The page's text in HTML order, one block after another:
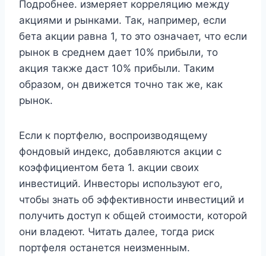
Подробнее. измеряет корреляцию между
акциями и рынками. Так, например, если
бета акции равна 1, то это означает, что если
рынок в среднем дает 10% прибыли, то
акция также даст 10% прибыли. Таким
образом, он движется точно так же, как
рынок.
Если к портфелю, воспроизводящему
фондовый индекс, добавляются акции с
коэффициентом бета 1. акции своих
инвестиций. Инвесторы используют его,
чтобы знать об эффективности инвестиций и
получить доступ к общей стоимости, которой
они владеют. Читать далее, тогда риск
портфеля останется неизменным.